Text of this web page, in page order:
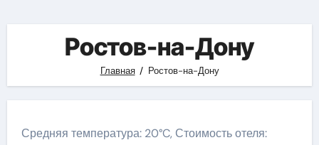
Ростов-на-Дону
Главная Ростов-на-Дону
Средняя температура: 20°C, Стоимость отеля: